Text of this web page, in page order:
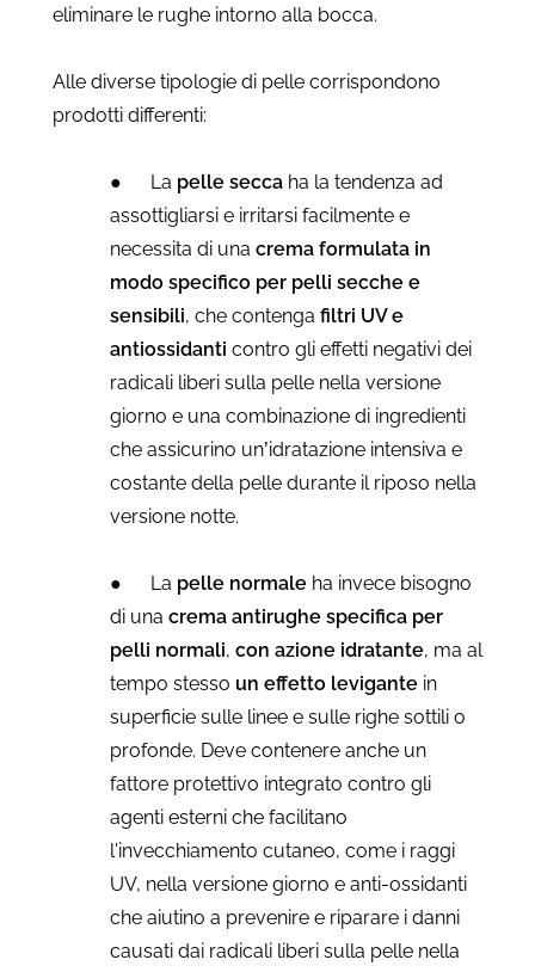
eliminare le rughe intorno alla bocca.
Alle diverse tipologie di pelle corrispondono
prodotti differenti:
● La pelle secca ha la tendenza ad
assottigliarsi e irritarsi facilmente e
necessita di una crema formulata in
modo specifico per pelli secche e
sensibili, che contenga filtri UV e
antiossidanti contro gli effetti negativi dei
radicali liberi sulla pelle nella versione
giorno e una combinazione di ingredienti
che assicurino un’idratazione intensiva e
costante della pelle durante il riposo nella
versione notte.
● La pelle normale ha invece bisogno
di una crema antirughe specifica per
pelli normali, con azione idratante, ma al
tempo stesso un effetto levigante in
superficie sulle linee e sulle righe sottili o
profonde. Deve contenere anche un
fattore protettivo integrato contro gli
agenti esterni che facilitano
l'invecchiamento cutaneo, come i raggi
UV, nella versione giorno e anti-ossidanti
che aiutino a prevenire e riparare i danni
causati dai radicali liberi sulla pelle nella